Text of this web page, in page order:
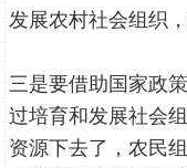
发展农村社会组织
三是要借助国家政
过培育和发展社会
资源下去了，农民